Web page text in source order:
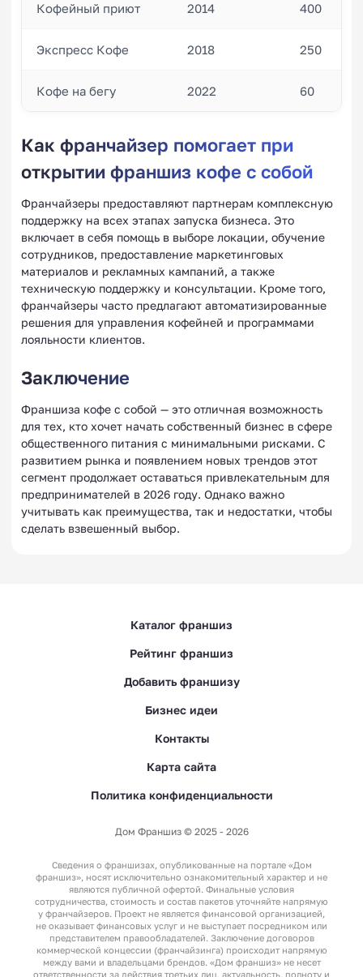
Кофейный приют 2014 400
Экспресс Кофе 2018 250
Кофе на бегу 2022 60
Как франчайзер помогает при
открытии франшиз кофе с собой
Франчайзеры предоставляют партнерам комплексную
поддержку на всех этапах запуска бизнеса. Это
включает в себя помощь в выборе локации, обучение
сотрудников, предоставление маркетинговых
материалов и рекламных кампаний, а также
техническую поддержку и консультации. Кроме того,
франчайзеры часто предлагают автоматизированные
решения для управления кофейней и программами
лояльности клиентов.
Заключение
Франшиза кофе с собой — это отличная возможность
для тех, кто хочет начать собственный бизнес в сфере
общественного питания с минимальными рисками. С
развитием рынка и появлением новых трендов этот
сегмент продолжает оставаться привлекательным для
предпринимателей в 2026 году. Однако важно
учитывать как преимущества, так и недостатки, чтобы
сделать взвешенный выбор.
Каталог франшиз
Рейтинг франшиз
Добавить франшизу
Бизнес идеи
Контакты
Карта сайта
Политика конфиденциальности
Дом Франшиз © 2025 - 2026